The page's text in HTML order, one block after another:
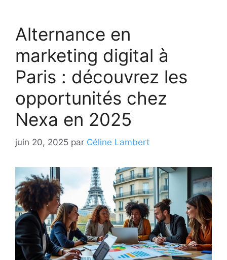
Alternance en
marketing digital à
Paris : découvrez les
opportunités chez
Nexa en 2025
juin 20, 2025 par Céline Lambert